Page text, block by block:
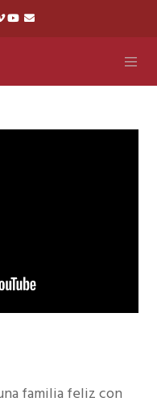
familia feliz con